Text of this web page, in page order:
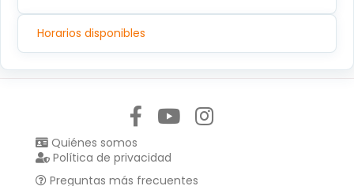
Horarios disponibles
Quiénes somos
Política de privacidad
Preguntas más frecuentes